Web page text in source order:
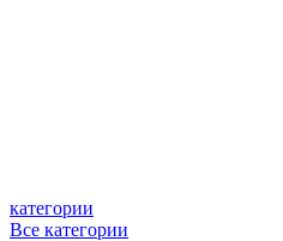
категории
Все категории